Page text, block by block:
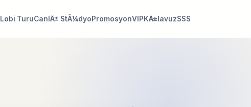
Lobi TuruCanlÄ± StÃ¼dyoPromosyonVIPKÄ±lavuzSSS